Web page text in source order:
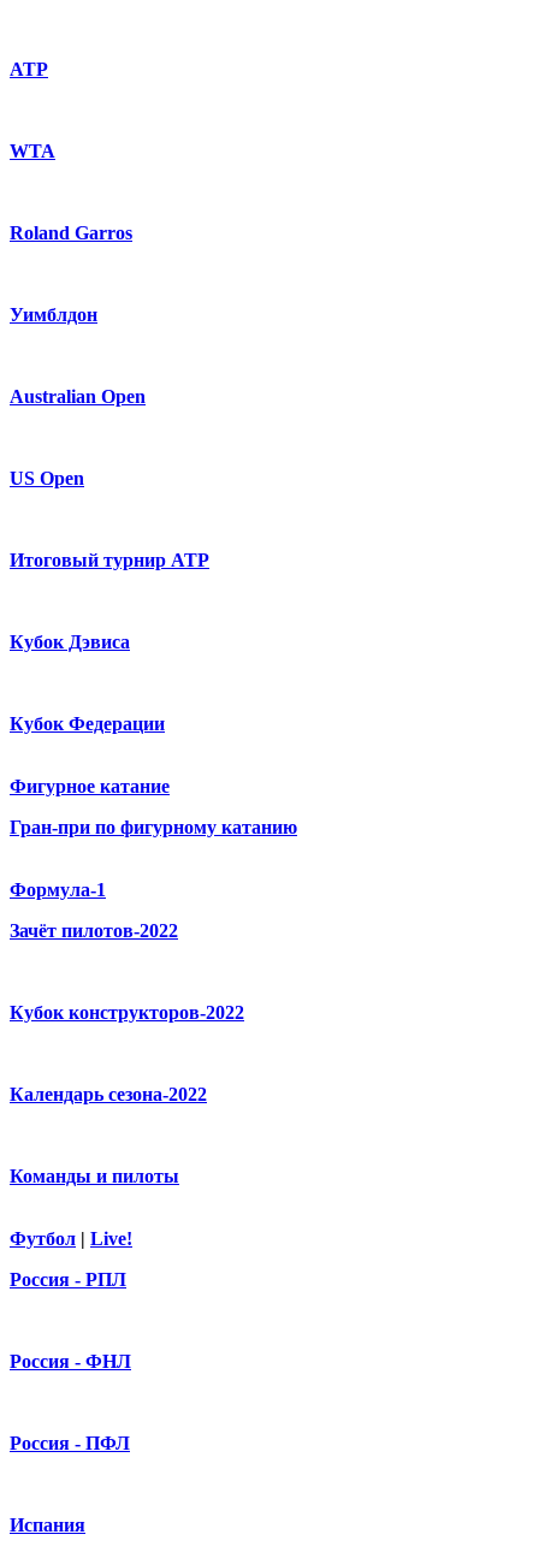
ATP
WTA
Roland Garros
Уимблдон
Australian Open
US Open
Итоговый турнир ATP
Кубок Дэвиса
Кубок Федерации
Фигурное катание
Гран-при по фигурному катанию
Формула-1
Зачёт пилотов-2022
Кубок конструкторов-2022
Календарь сезона-2022
Команды и пилоты
Футбол | Live!
Россия - РПЛ
Россия - ФНЛ
Россия - ПФЛ
Испания